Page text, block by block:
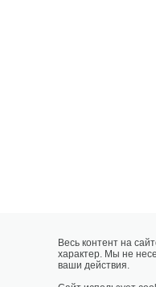
Весь контент на
характер. Мы не
ваши действия.